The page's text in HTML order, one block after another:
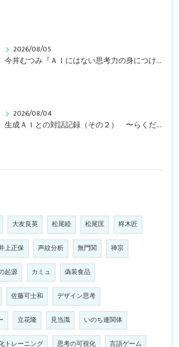
2026/08/05
今井むつみ『ＡＩにはない思考力の身につけ方 ことばの学びはなぜ大切なのか？』
2026/08/04
生成ＡＩとの対話記録（その２） 〜らくだメソッドによる自己観察をめぐって〜
大友良英 松尾睦 松尾匡 柊木匠
上正保 声紋分析 無門関 禅宗
起源 カミュ 偽装食品
佐藤可士和 デザイン思考
立花隆 見当識 いのち連関体
トレーニング 思考の可視化 言語ゲーム